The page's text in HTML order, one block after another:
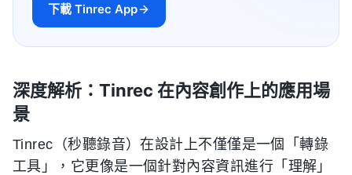
下載 Tinrec App
深度解析：Tinrec 在內容創作上的應用場
景
Tinrec（秒聽錄音）在設計上不僅僅是一個「轉錄
工具」，它更像是一個針對內容資訊進行「理解」